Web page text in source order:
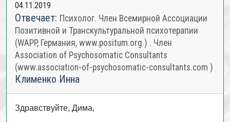
04.11.2019
Отвечает: Психолог. Член Всемирной Ассоциации
Позитивной и Транскультуральной психотерапии
(WAPP, Германия, www.positum.org ) . Член
Association of Psychosomatic Consultants
(www.association-of-psychosomatic-consultants.com )
Клименко Инна
Здравствуйте, Дима,